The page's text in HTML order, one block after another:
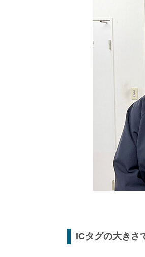
ICタグの大きさ